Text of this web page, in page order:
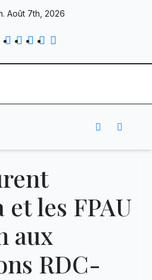
Août 7th, 2026
les FPAU
aux
RDC-